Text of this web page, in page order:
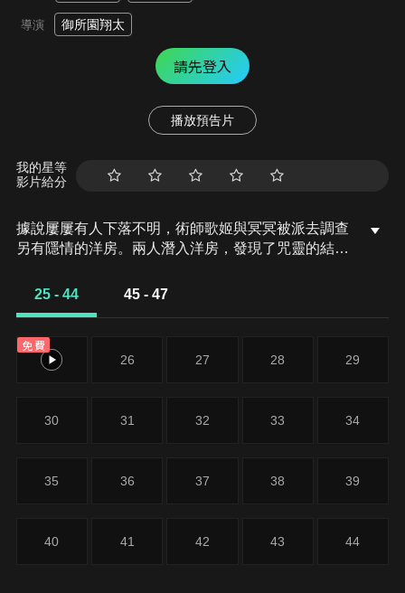
導演 御所園翔太
請先登入
播放預告片
我的星等
影片給分
據說屢屢有人下落不明，術師歌姬與冥冥被派去調查
另有隱情的洋房。兩人潛入洋房，發現了咒靈的結界
塌，被拋到半空中的瞬間，出現在眼前的是……。
25 - 44 45 - 47
免費
25 26 27 28 29
30 31 32 33 34
35 36 37 38 39
40 41 42 43 44